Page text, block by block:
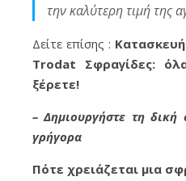
την καλύτερη τιμή της
Δείτε επίσης :
Trodat Σφραγίδες:
ξέρετε!
– Δημιουργήστε τη
γρήγορα
Πότε χρειάζεται μια